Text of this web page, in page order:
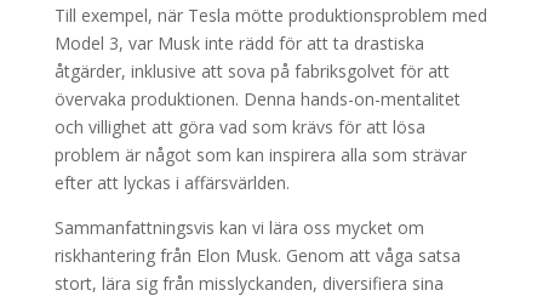
Till exempel, när Tesla mötte produktionsproblem med
Model 3, var Musk inte rädd för att ta drastiska
åtgärder, inklusive att sova på fabriksgolvet för att
övervaka produktionen. Denna hands-on-mentalitet
och villighet att göra vad som krävs för att lösa
problem är något som kan inspirera alla som strävar
efter att lyckas i affärsvärlden.
Sammanfattningsvis kan vi lära oss mycket om
riskhantering från Elon Musk. Genom att våga satsa
stort, lära sig från misslyckanden, diversifiera sina